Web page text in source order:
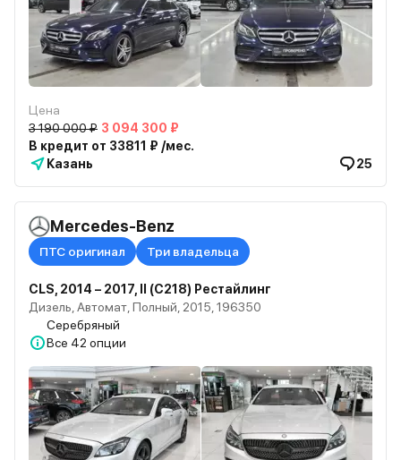
Цена
3 190 000 ₽ 3 094 300 ₽
В кредит от 33811 ₽ /мес.
Казань
25
Mercedes-Benz
ПТС оригинал Три владельца
CLS, 2014 – 2017, II (C218) Рестайлинг
Дизель, Автомат, Полный, 2015, 196350
Серебряный
Все 42 опции